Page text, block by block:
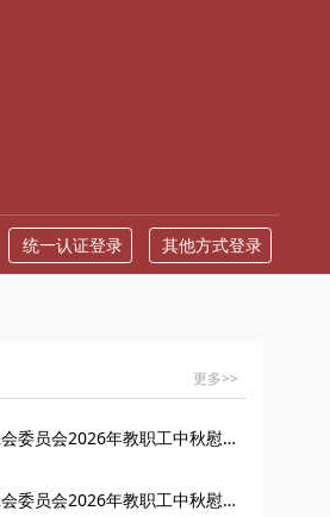
统一认证登录 其他方式登录
更多>>
委员会2026年教职工中秋慰
委员会2026年教职工中秋慰